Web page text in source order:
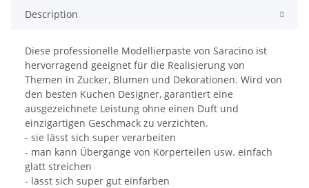
Description
Diese professionelle Modellierpaste von Saracino ist
hervorragend geeignet für die Realisierung von
Themen in Zucker, Blumen und Dekorationen. Wird von
den besten Kuchen Designer, garantiert eine
ausgezeichnete Leistung ohne einen Duft und
einzigartigen Geschmack zu verzichten.
- sie lässt sich super verarbeiten
- man kann Übergänge von Körperteilen usw. einfach
glatt streichen
- lässt sich super gut einfärben